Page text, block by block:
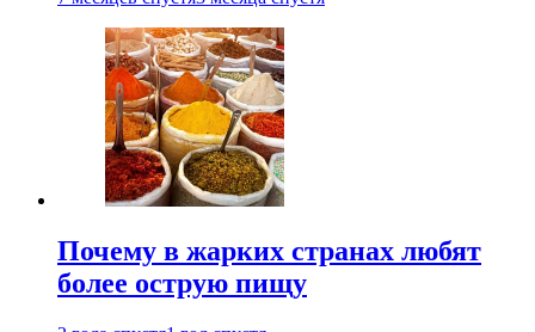
Почему в жарких странах любят
более острую пищу